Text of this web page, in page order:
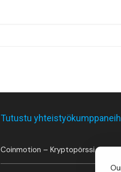
Tutustu
Coinmotion – Kryptopörssi